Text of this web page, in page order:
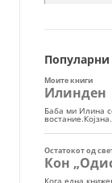
за:
Популарни